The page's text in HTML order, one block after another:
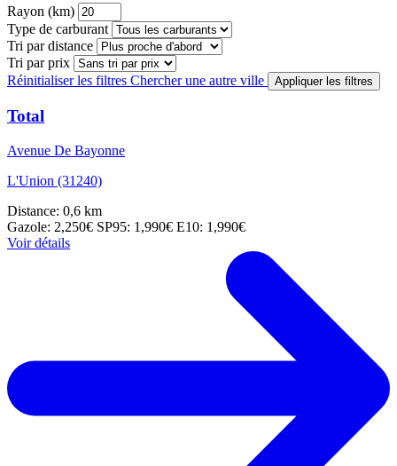
Rayon (km)
Type de carburant
Tri par distance
Tri par prix
Réinitialiser les filtres Chercher une autre ville Appliquer les filtres
Total
Avenue De Bayonne
L'Union (31240)
Distance: 0,6 km
Gazole: 2,250€ SP95: 1,990€ E10: 1,990€
Voir détails